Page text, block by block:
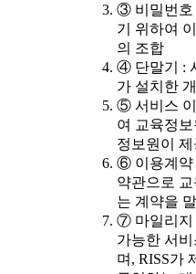
③ 비밀번호
기 위하여
의 조합
④ 단말기 :
가 설치한
⑤ 서비스
여 교육정
정보원이
⑥ 이용계약
약관으로
는 계약을
⑦ 마일리지
가능한 서
며, RISS가